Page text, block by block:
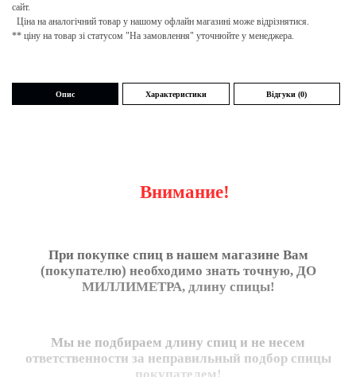
сайт.
Ціна на аналогічний товар у нашому офлайн магазині може відрізнятися.
** ціну на товар зі статусом "На замовлення" уточнюйте у менеджера.
Опис Характеристики Відгуки (0)
Внимание!
При покупке спиц в нашем магазине Вам
(покупателю) необходимо знать точную, ДО
МИЛЛИМЕТРА, длину спицы!
Мы не подбираем длину спиц и не несем
ответственности за неправильный подбор спицы